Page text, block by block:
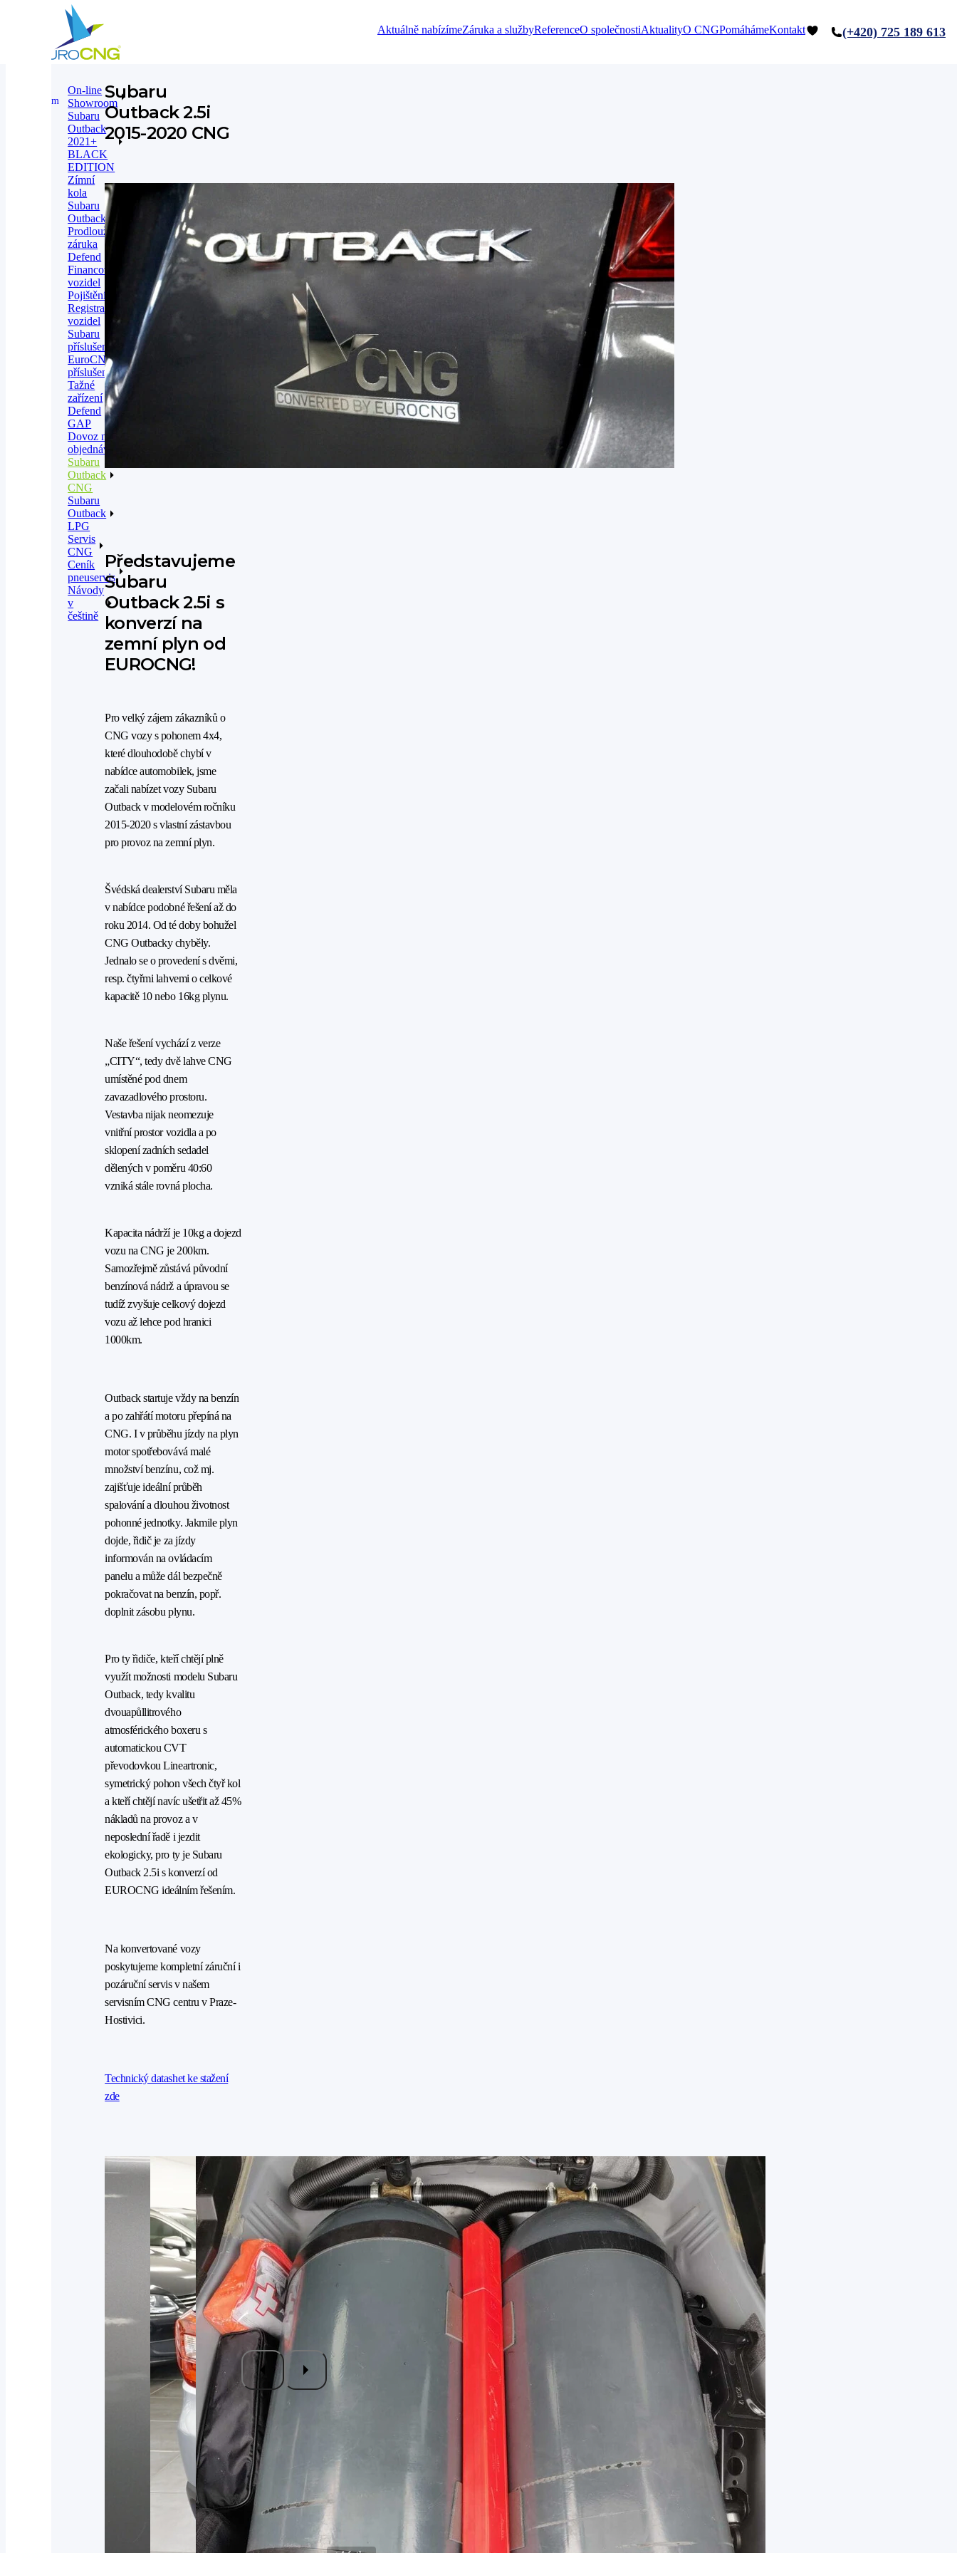
Aktuálně nabízímeZáruka a službyReferenceO společnostiAktualityO CNGPomáhámeKontakt (+420) 725 189 613
Showroom
Subaru Outback CNG
On-line
Showroom
Subaru
Outback
2021+
BLACK
EDITION
Zímní
kola
Subaru
Outback
Prodloužená
záruka
Defend
Financování
vozidel
Pojištění
Registrace
vozidel
Subaru
příslušenství
EuroCNG
příslušenství
Tažné
zařízení
Defend
GAP
Dovoz na
objednávku
Subaru
Outback
CNG
Subaru
Outback
LPG
Servis
CNG
Ceník
pneuservis
Návody
v
češtině
Subaru
Outback 2.5i
2015-2020 CNG
Představujeme
Subaru
Outback 2.5i s
konverzí na
zemní plyn od
EUROCNG!
Pro velký zájem zákazníků o
CNG vozy s pohonem 4x4,
které dlouhodobě chybí v
nabídce automobilek, jsme
začali nabízet vozy Subaru
Outback v modelovém ročníku
2015-2020 s vlastní zástavbou
pro provoz na zemní plyn.
Švédská dealerství Subaru měla
v nabídce podobné řešení až do
roku 2014. Od té doby bohužel
CNG Outbacky chyběly.
Jednalo se o provedení s dvěmi,
resp. čtyřmi lahvemi o celkové
kapacitě 10 nebo 16kg plynu.
Naše řešení vychází z verze
„CITY“, tedy dvě lahve CNG
umístěné pod dnem
zavazadlového prostoru.
Vestavba nijak neomezuje
vnitřní prostor vozidla a po
sklopení zadních sedadel
dělených v poměru 40:60
vzniká stále rovná plocha.
Kapacita nádrží je 10kg a dojezd
vozu na CNG je 200km.
Samozřejmě zůstává původní
benzínová nádrž a úpravou se
tudíž zvyšuje celkový dojezd
vozu až lehce pod hranici
1000km.
Outback startuje vždy na benzín
a po zahřátí motoru přepíná na
CNG. I v průběhu jízdy na plyn
motor spotřebovává malé
množství benzínu, což mj.
zajišťuje ideální průběh
spalování a dlouhou životnost
pohonné jednotky. Jakmile plyn
dojde, řidič je za jízdy
informován na ovládacím
panelu a může dál bezpečně
pokračovat na benzín, popř.
doplnit zásobu plynu.
Pro ty řidiče, kteří chtějí plně
využít možnosti modelu Subaru
Outback, tedy kvalitu
dvouapůllitrového
atmosférického boxeru s
automatickou CVT
převodovkou Lineartronic,
symetrický pohon všech čtyř kol
a kteří chtějí navíc ušetřit až 45%
nákladů na provoz a v
neposlední řadě i jezdit
ekologicky, pro ty je Subaru
Outback 2.5i s konverzí od
EUROCNG ideálním řešením.
Na konvertované vozy
poskytujeme kompletní záruční i
pozáruční servis v našem
servisním CNG centru v Praze-
Hostivici.
Technický datashet ke stažení
zde